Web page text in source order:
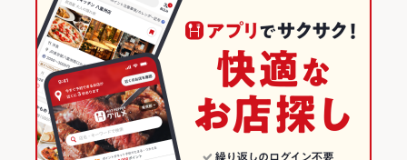
飲み放題 あり ：コースに飲み放題あり
食べ放題 なし
カクテル充実、焼酎充実、日本酒充実、ワイン充実
お子様連れ
お子様連れ歓迎 ：子供可（乳児・未就学児・小学生）、ベビー
カー入店可※ベビーカーでのご来店の際は、店舗にご連絡下さ
い。
銀座・有楽町・新橋・築地・月島の居酒屋ランキング
有楽町のグルメランキング
有楽町の居酒屋ランキング